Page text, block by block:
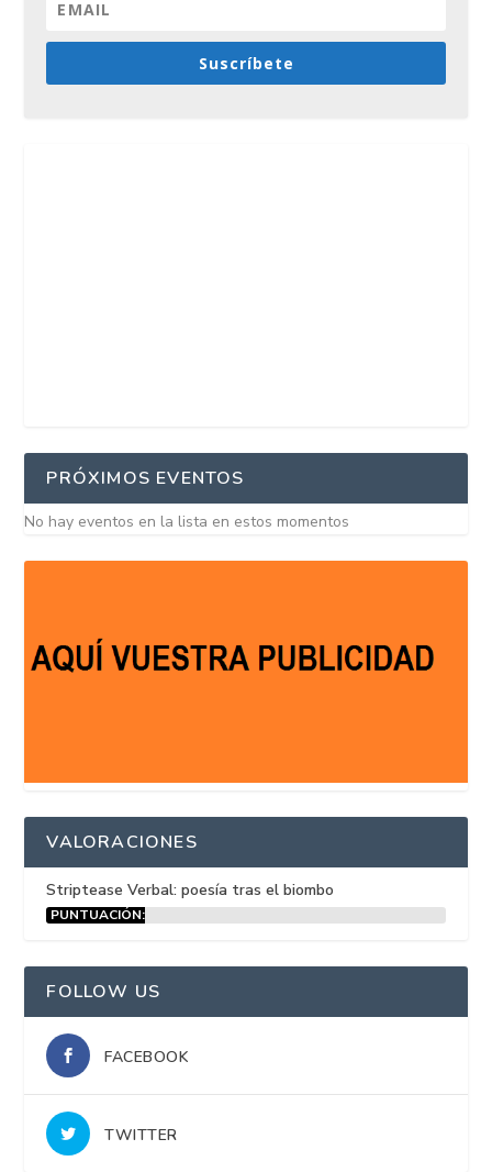
Suscríbete
PRÓXIMOS EVENTOS
No hay eventos en la lista en estos momentos
VALORACIONES
Striptease Verbal: poesía tras el biombo
PUNTUACIÓN:
FOLLOW US
FACEBOOK
TWITTER